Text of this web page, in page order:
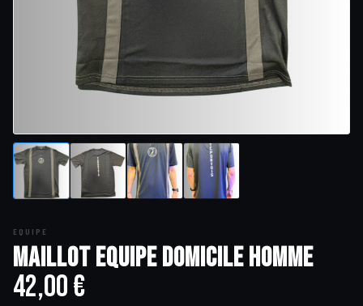
EQUIPE
Maillot Equipe Domicile Homme
42,00€